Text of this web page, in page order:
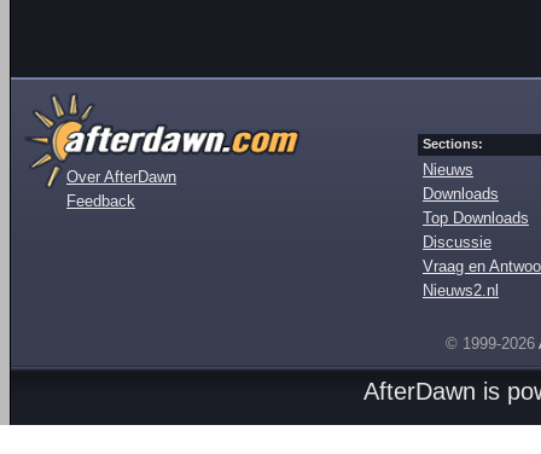
Over AfterDawn
Feedback
Sections:
Nieuws
Downloads
Top Downloads
Discussie
Vraag en
Nieuws2.nl
© 1999-2026
AfterDawn is